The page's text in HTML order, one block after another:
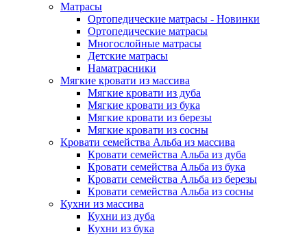
Матрасы
Ортопедические матрасы - Новинки
Ортопедические матрасы
Многослойные матрасы
Детские матрасы
Наматрасники
Мягкие кровати из массива
Мягкие кровати из дуба
Мягкие кровати из бука
Мягкие кровати из березы
Мягкие кровати из сосны
Кровати семейства Альба из массива
Кровати семейства Альба из дуба
Кровати семейства Альба из бука
Кровати семейства Альба из березы
Кровати семейства Альба из сосны
Кухни из массива
Кухни из дуба
Кухни из бука